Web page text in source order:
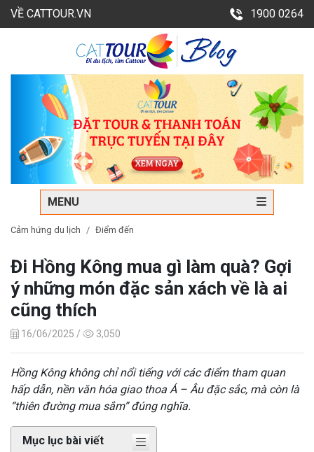
VỀ CATTOUR.VN 1900 0264
MENU
Cảm hứng du lịch Điểm đến
Đi Hồng Kông mua gì làm quà? Gợi
ý những món đặc sản xách về là ai
cũng thích
16/06/2025 / 3,050
Hồng Kông không chỉ nổi tiếng với các điểm tham quan
hấp dẫn, nền văn hóa giao thoa Á – Âu đặc sắc, mà còn là
“thiên đường mua sắm” đúng nghĩa.
Mục lục bài viết